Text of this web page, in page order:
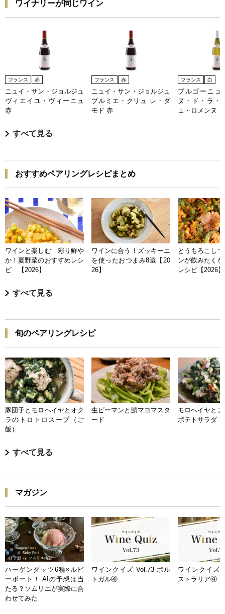
ワイナリーが同じワイン
フランス 赤
ニュイ・サン・ジョルジュ
ヴィエイユ・ヴィーニュ
赤
フランス 赤
ニュイ・サン・ジョルジュ
プルミエ・クリュ レ・ダ
モド 赤
フランス 白
ブルゴーニュ
ヌ・ド・ラ・
ュ・ロメンヌ
すべて見る
おすすめペアリングレシピまとめ
ワインと楽しむ 彩り鮮や
か！夏野菜のおすすめレシ
ピ 【2026】
ワインに合う！ズッキーニ
を使ったおつまみ8選【20
26】
とうもろこし
ンが飲みたく
レシピ【2026】
すべて見る
旬のペアリングレシピ
豚団子とモロヘイヤとオク
ラのトロトロスープ（ご
飯）
生ピーマンと鯖マヨマスタ
ード
モロヘイヤと
ポテトサラダ
すべて見る
マガジン
ハーゲンダッツ6種×ルビ
ーポート！ AIの予想は当
たる？ソムリエが実際に合
わせてみた
ワインクイズ Vol.73 ポル
トガル④
ワインクイズ
ストラリア④